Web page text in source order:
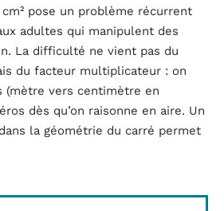
pose un problème récurrent
adultes qui manipulent des
La difficulté ne vient pas du
du facteur multiplicateur : on
(mètre vers centimètre en
dès qu’on raisonne en aire. Un
la géométrie du carré permet